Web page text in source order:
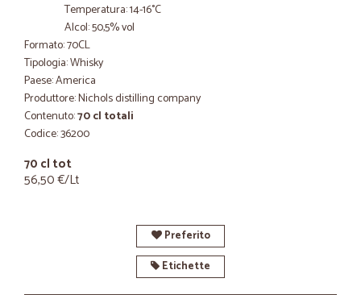
Temperatura: 14-16°C
Alcol: 50,5% vol
Formato: 70CL
Tipologia: Whisky
Paese: America
Produttore: Nichols distilling company
Contenuto:70 cl totali
Codice: 36200
70 cl tot
56,50 €/Lt
Preferito
Etichette